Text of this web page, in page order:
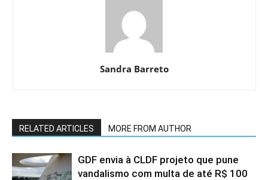
Sandra Barreto
RELATED ARTICLES MORE FROM AUTHOR
GDF envia à CLDF projeto que pune
vandalismo com multa de até R$ 100